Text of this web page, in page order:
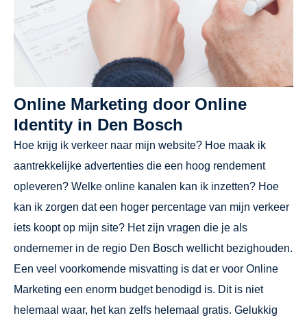
Online Marketing door Online
Identity in Den Bosch
Hoe krijg ik verkeer naar mijn website? Hoe maak ik
aantrekkelijke advertenties die een hoog rendement
opleveren? Welke online kanalen kan ik inzetten? Hoe
kan ik zorgen dat een hoger percentage van mijn verkeer
iets koopt op mijn site? Het zijn vragen die je als
ondernemer in de regio Den Bosch wellicht bezighouden.
Een veel voorkomende misvatting is dat er voor Online
Marketing een enorm budget benodigd is. Dit is niet
helemaal waar, het kan zelfs helemaal gratis. Gelukkig